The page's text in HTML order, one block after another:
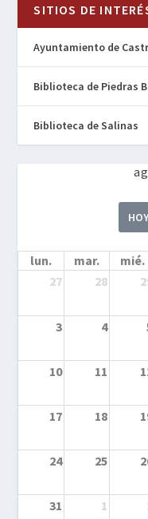
SITIOS DE
Ayuntamiento de
Biblioteca de Piedras
Biblioteca de Salinas
HOY
lun. mar. mié.
27
28
3 4
10 11
17 18
24 25
31 1